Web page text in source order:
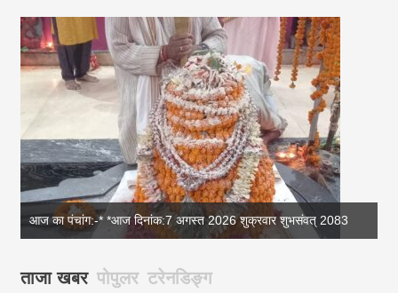
आज का पंचांग:-* *आज दिनांक:7 अगस्त 2026 शुक्रवार शुभसंवत् 2083
ताजा खबर पोपुलर टरेनडिङ्ग